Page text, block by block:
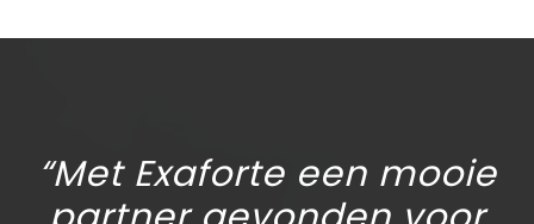
“Met Exaforte een mooie